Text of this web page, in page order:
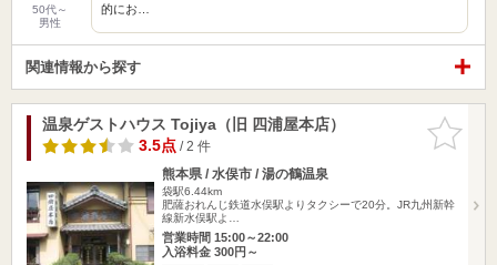
50代～
男性
的にお…
関連情報から探す
お気に入
りに追加
温泉ゲストハウス Tojiya（旧 四浦屋本店）
3.5点/ 2 件
熊本県 / 水俣市 / 湯の鶴温泉
袋駅6.44km
肥薩おれんじ鉄道水俣駅よりタクシーで20分。JR九州新幹
線新水俣駅よ…
営業時間 15:00～22:00
入浴料金 300円～